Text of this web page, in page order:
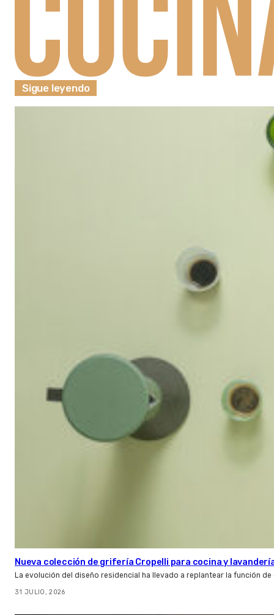
Sigue leyendo
Nueva colección de grifería Cropelli para cocina y
La evolución del diseño residencial ha llevado a replantear la función
31 JULIO, 2026